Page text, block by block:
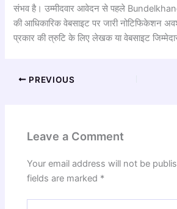
संभव है। उम्मीदवार आवेदन से पहले
की आधिकारिक वेबसाइट पर जारी नोटिफिकेशन
प्रकार की त्रुटि के लिए लेखक या वेबसाइट जिम्मेदार
PREVIOUS
Leave a Comment
Your email address will not be
fields are marked *